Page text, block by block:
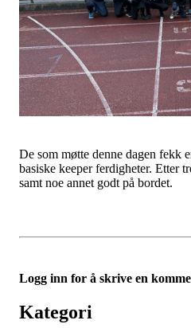
De som møtte denne dagen fekk
basiske keeper ferdigheter. Etter
samt noe annet godt på bordet.
Logg inn for å skrive en
Kategori